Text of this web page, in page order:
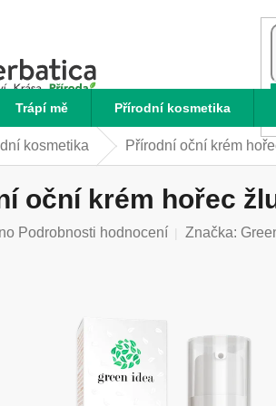
Trápí mě Přírodní kosmetika
kosmetika Přírodní oční krém
oční krém hořec
Podrobnosti hodnocení Značka: